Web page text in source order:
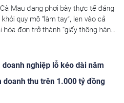
Mau đang phơi bày thực tế đáng
quy mô “làm tay”, len vào cả
đơn trở thành “giấy thông hành”
nghiệp lỗ kéo dài năm
doanh thu trên 1.000 tỷ đồng